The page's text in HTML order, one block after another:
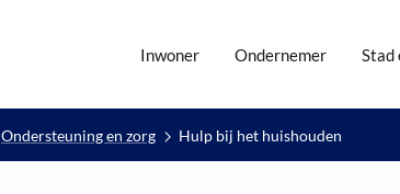
Inwoner Ondernemer Stad
Ondersteuning en zorg Hulp bij het huishouden